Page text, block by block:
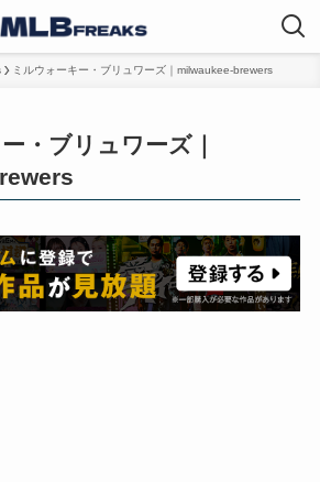
ミルウォーキー・ブリュワーズ｜milwaukee-brewers
・ブリュワーズ｜